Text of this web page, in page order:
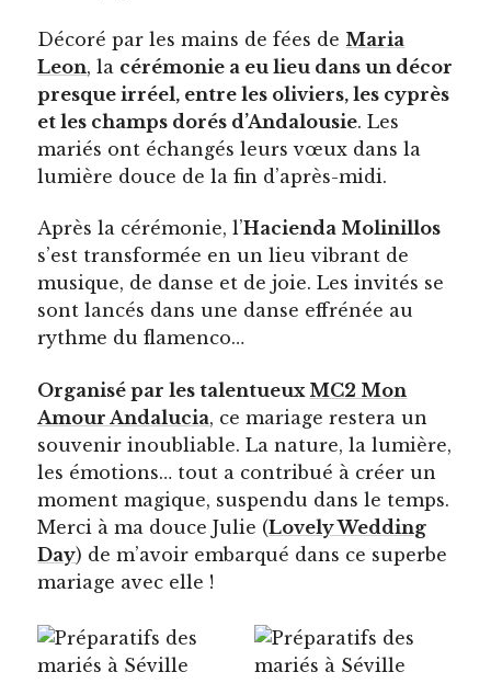
Décoré par les mains de fées de Maria
Leon, la cérémonie a eu lieu dans un décor
presque irréel, entre les oliviers, les cyprès
et les champs dorés d’Andalousie. Les
mariés ont échangés leurs vœux dans la
lumière douce de la fin d’après-midi.
Après la cérémonie, l’Hacienda Molinillos
s’est transformée en un lieu vibrant de
musique, de danse et de joie. Les invités se
sont lancés dans une danse effrénée au
rythme du flamenco…
Organisé par les talentueux MC2 Mon
Amour Andalucia, ce mariage restera un
souvenir inoubliable. La nature, la lumière,
les émotions… tout a contribué à créer un
moment magique, suspendu dans le temps.
Merci à ma douce Julie (Lovely Wedding
Day) de m’avoir embarqué dans ce superbe
mariage avec elle !